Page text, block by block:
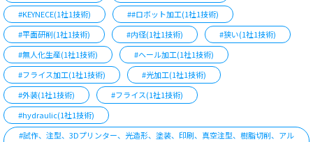
#KEYNECE(1社1技術)
##ロボット加工(1社1技術)
#平面研削(1社1技術)
#内径(1社1技術)
#狭い(1社1技術)
#無人化生産(1社1技術)
#ヘール加工(1社1技術)
#フライス加工(1社1技術)
#光加工(1社1技術)
#外装(1社1技術)
#フライス(1社1技術)
#hydraulic(1社1技術)
#試作、注型、3Dプリンター、光造形、塗装、印刷、真空注型、樹脂切削、アル